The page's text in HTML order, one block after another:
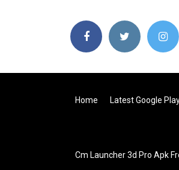
Home Latest Google
Cm Launcher 3d Pro Apk